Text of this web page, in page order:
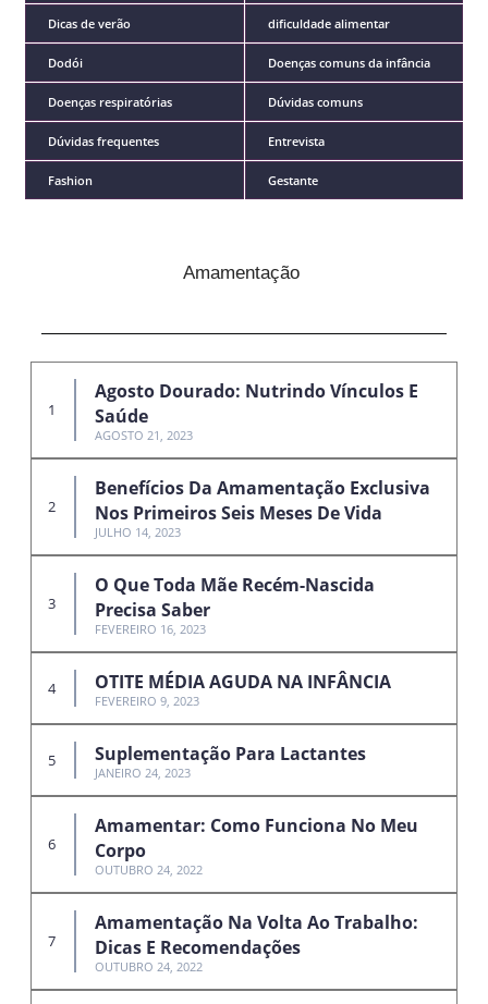
Dicas de verão dificuldade alimentar
Dodói Doenças comuns da infância
Doenças respiratórias Dúvidas comuns
Dúvidas frequentes Entrevista
Fashion Gestante
Amamentação
Agosto Dourado: Nutrindo Vínculos E
Saúde
AGOSTO 21, 2023
Benefícios Da Amamentação Exclusiva
Nos Primeiros Seis Meses De Vida
JULHO 14, 2023
O Que Toda Mãe Recém-Nascida
Precisa Saber
FEVEREIRO 16, 2023
OTITE MÉDIA AGUDA NA INFÂNCIA
FEVEREIRO 9, 2023
Suplementação Para Lactantes
JANEIRO 24, 2023
Amamentar: Como Funciona No Meu
Corpo
OUTUBRO 24, 2022
Amamentação Na Volta Ao Trabalho:
Dicas E Recomendações
OUTUBRO 24, 2022